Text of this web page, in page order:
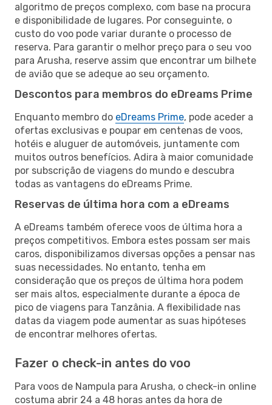
algoritmo de preços complexo, com base na procura
e disponibilidade de lugares. Por conseguinte, o
custo do voo pode variar durante o processo de
reserva. Para garantir o melhor preço para o seu voo
para Arusha, reserve assim que encontrar um bilhete
de avião que se adeque ao seu orçamento.
Descontos para membros do eDreams Prime
Enquanto membro do eDreams Prime, pode aceder a
ofertas exclusivas e poupar em centenas de voos,
hotéis e aluguer de automóveis, juntamente com
muitos outros benefícios. Adira à maior comunidade
por subscrição de viagens do mundo e descubra
todas as vantagens do eDreams Prime.
Reservas de última hora com a eDreams
A eDreams também oferece voos de última hora a
preços competitivos. Embora estes possam ser mais
caros, disponibilizamos diversas opções a pensar nas
suas necessidades. No entanto, tenha em
consideração que os preços de última hora podem
ser mais altos, especialmente durante a época de
pico de viagens para Tanzânia. A flexibilidade nas
datas da viagem pode aumentar as suas hipóteses
de encontrar melhores ofertas.
Fazer o check-in antes do voo
Para voos de Nampula para Arusha, o check-in online
costuma abrir 24 a 48 horas antes da hora de